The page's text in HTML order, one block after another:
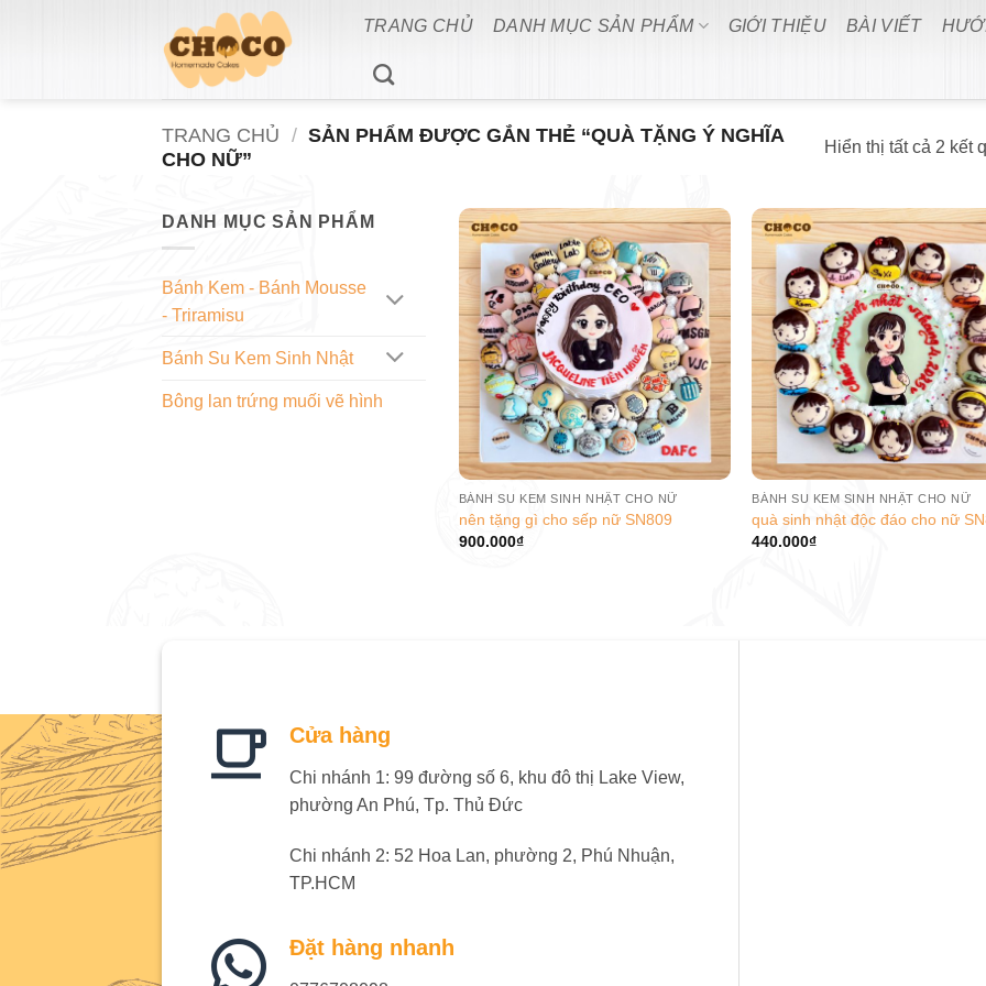
TRANG CHỦ DANH MỤC SẢN PHẨM GIỚI THIỆU BÀI VIẾT
TRANG CHỦ / SẢN PHẨM ĐƯỢC GẮN THẺ “QUÀ TẶNG Ý NGHĨA
CHO NỮ”
Hiển thị tất cả 2 kết
DANH MỤC SẢN PHẨM
Bánh Kem - Bánh Mousse
- Triramisu
Bánh Su Kem Sinh Nhật
Bông lan trứng muối vẽ hình
BÁNH SU KEM SINH NHẬT CHO NỮ
nên tặng gì cho sếp nữ SN809
900.000₫
BÁNH SU KEM SINH NHẬT CHO NỮ
quà sinh nhật độc đáo cho nữ
440.000₫
Cửa hàng
Chi nhánh 1: 99 đường số 6, khu đô thị Lake View,
phường An Phú, Tp. Thủ Đức
Chi nhánh 2: 52 Hoa Lan, phường 2, Phú Nhuận,
TP.HCM
Đặt hàng nhanh